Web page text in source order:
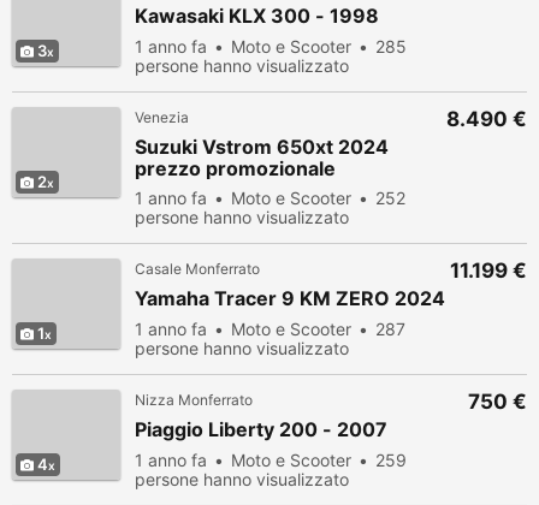
3
Kawasaki KLX 300 - 1998
1 anno fa Moto e Scooter
285
persone hanno visualizzato
2
Venezia
Suzuki Vstrom 650xt 2024
prezzo promozionale
1 anno fa Moto e Scooter
252
persone hanno visualizzato
8.490 €
1
Casale Monferrato
Yamaha Tracer 9 KM ZERO 2024
1 anno fa Moto e Scooter
287
persone hanno visualizzato
11.199 €
4
Nizza Monferrato
Piaggio Liberty 200 - 2007
1 anno fa Moto e Scooter
259
persone hanno visualizzato
750 €